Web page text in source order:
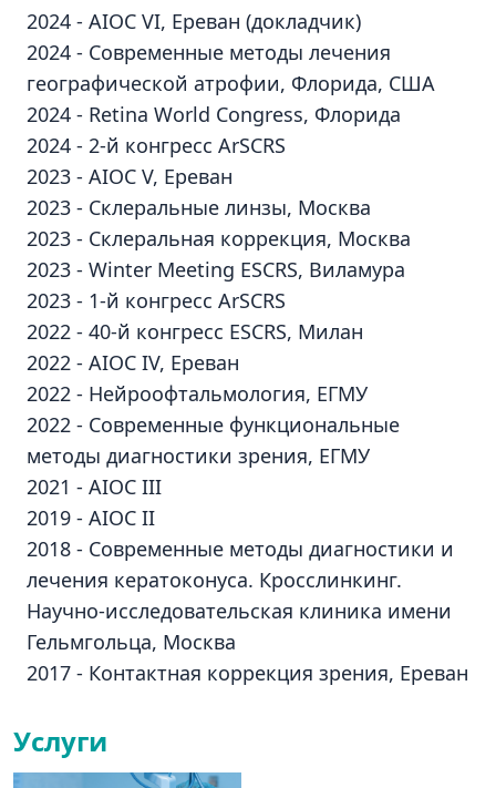
2024 - AIOC VI, Ереван (докладчик)
2024 - Современные методы лечения
географической атрофии, Флорида, США
2024 - Retina World Congress, Флорида
2024 - 2-й конгресс ArSCRS
2023 - AIOC V, Ереван
2023 - Склеральные линзы, Москва
2023 - Склеральная коррекция, Москва
2023 - Winter Meeting ESCRS, Виламура
2023 - 1-й конгресс ArSCRS
2022 - 40-й конгресс ESCRS, Милан
2022 - AIOC IV, Ереван
2022 - Нейроофтальмология, ЕГМУ
2022 - Современные функциональные
методы диагностики зрения, ЕГМУ
2021 - AIOC III
2019 - AIOC II
2018 - Современные методы диагностики и
лечения кератоконуса. Кросслинкинг.
Научно-исследовательская клиника имени
Гельмгольца, Москва
2017 - Контактная коррекция зрения, Ереван
Услуги